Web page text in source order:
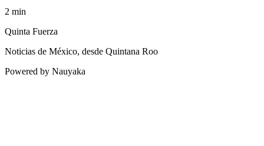
2 min
Quinta Fuerza
Noticias de México, desde Quintana Roo
Powered by Nauyaka